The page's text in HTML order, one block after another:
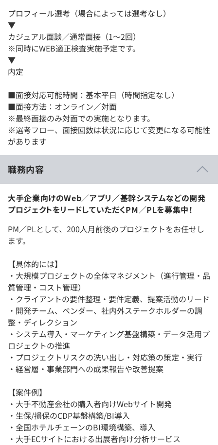
プロフィール選考（場合によっては選考なし）
▼
カジュアル面談／通常面接（1～2回）
※同時にWEB適正検査実施予定です。
▼
内定
■面接対応可能時間：基本平日（時間指定なし）
■面接方法：オンライン／対面
※最終面接のみ対面での実施となります。
※選考フロー、面接回数は状況に応じて変更になる可能性
があります
職務内容
大手企業向けのWeb／アプリ／基幹システムなどの開発
プロジェクトをリードしていただくPM／PLを募集中！
PM／PLとして、200人月前後のプロジェクトをお任せし
ます。
【具体的には】
・大規模プロジェクトの全体マネジメント（進行管理・品
質管理・コスト管理）
・クライアントの要件整理・要件定義、提案活動のリード
・開発チーム、ベンダー、社内外ステークホルダーの調
整・ディレクション
・システム導入・マーケティング基盤構築・データ活用プ
ロジェクトの推進
・プロジェクトリスクの洗い出し・対応策の策定・実行
・経営層・事業部門への成果報告や改善提案
【案件例】
・大手不動産会社の購入者向けWebサイト開発
・生保/損保のCDP基盤構築/BI導入
・全国ホテルチェーンのBI環境構築、導入
・大手ECサイトにおける出展者向け分析サービス